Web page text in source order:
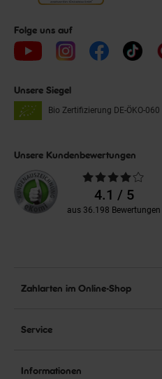
Folge uns auf
Unsere Siegel
Bio Zertifizierung DE-ÖKO-060
Unsere Kundenbewertungen
Durchschnittliche
Bewertungen4.1 / 5
aus 36.198 Bewertungen
Zahlarten im Online-Shop
Service
Informationen